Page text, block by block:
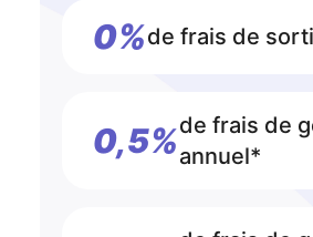
0%de frais de
0,5%de frais de
annuel*